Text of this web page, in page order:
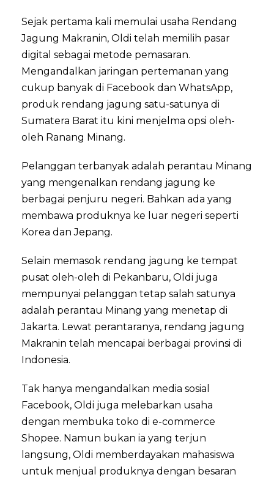
Sejak pertama kali memulai usaha Rendang
Jagung Makranin, Oldi telah memilih pasar
digital sebagai metode pemasaran.
Mengandalkan jaringan pertemanan yang
cukup banyak di Facebook dan WhatsApp,
produk rendang jagung satu-satunya di
Sumatera Barat itu kini menjelma opsi oleh-
oleh Ranang Minang.
Pelanggan terbanyak adalah perantau Minang
yang mengenalkan rendang jagung ke
berbagai penjuru negeri. Bahkan ada yang
membawa produknya ke luar negeri seperti
Korea dan Jepang.
Selain memasok rendang jagung ke tempat
pusat oleh-oleh di Pekanbaru, Oldi juga
mempunyai pelanggan tetap salah satunya
adalah perantau Minang yang menetap di
Jakarta. Lewat perantaranya, rendang jagung
Makranin telah mencapai berbagai provinsi di
Indonesia.
Tak hanya mengandalkan media sosial
Facebook, Oldi juga melebarkan usaha
dengan membuka toko di e-commerce
Shopee. Namun bukan ia yang terjun
langsung, Oldi memberdayakan mahasiswa
untuk menjual produknya dengan besaran